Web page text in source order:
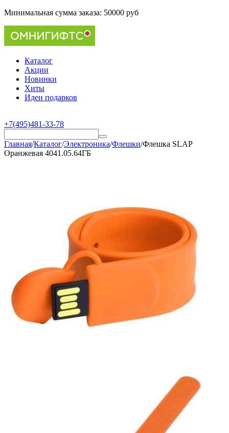
Минимальная сумма заказа: 50000 руб
Каталог
Акции
Новинки
Хиты
Идеи подарков
+7(495)481-33-78
Главная/Каталог/Электроника/Флешки/Флешка SLAP
Оранжевая 4041.05.64ГБ